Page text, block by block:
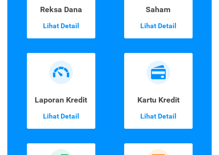
Reksa Dana
Lihat Detail
Saham
Lihat Detail
Laporan Kredit
Lihat Detail
Kartu Kredit
Lihat Detail